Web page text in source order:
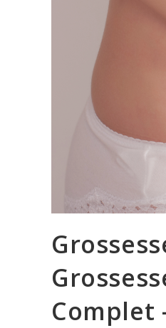
Complet